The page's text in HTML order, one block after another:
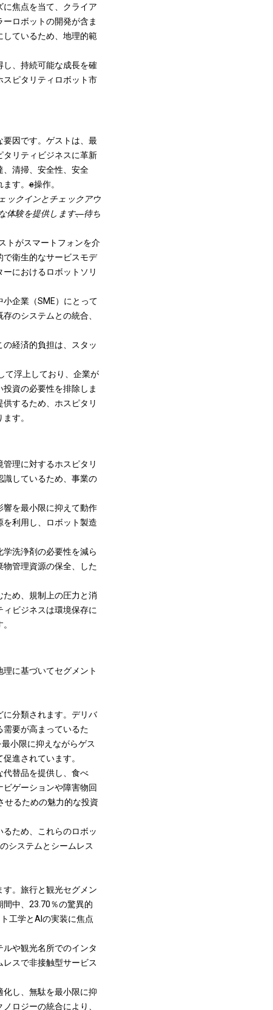
焦点を当て、クライア
ロボットの開発が含ま
ているため、地理的範
、持続可能な成長を確
ピタリティロボット市
因です。ゲストは、最
リティビジネスに革新
、清掃、安全性、安全
ます。e操作。
ックインとチェックアウ
体験を提供します、待ち
トがスマートフォンを介
で衛生的なサービスモデ
におけるロボットソリ
企業（SME）にとって
のシステムとの統合、
経済的負担は、スタッ
て浮上しており、企業が
資の必要性を排除しま
するため、ホスピタリ
す。
理に対するホスピタリ
しているため、事業の
を最小限に抑えて動作
利用し、ロボット製造
洗浄剤の必要性を減ら
物管理資源の保全、した
め、規制上の圧力と消
ビジネスは環境保存に
に基づいてセグメント
分類されます。デリバ
需要が高まっているた
小限に抑えながらゲス
進されています。
替品を提供し、食べ
ゲーションや障害物回
せるための魅力的な投資
ため、これらのロボッ
システムとシームレス
。旅行と観光セグメン
間中、23.70％の驚異的
工学とAIの実装に焦点
や観光名所でのインタ
スで非接触型サービス
し、無駄を最小限に抑
ロジーの統合により、